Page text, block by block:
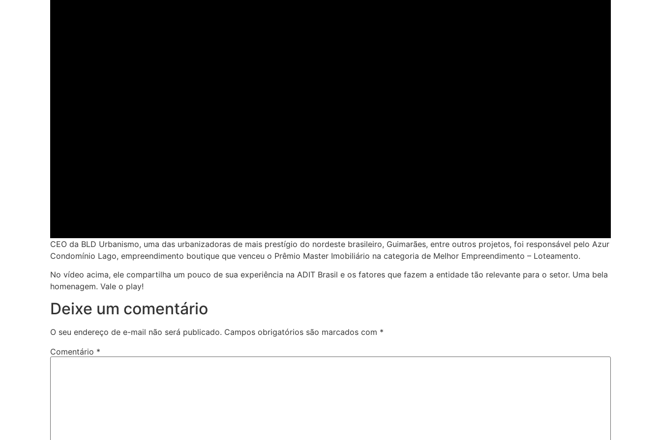
CEO da BLD Urbanismo, uma das urbanizadoras de mais prestígio do nordeste brasileiro, Guimarães, entre outros projetos, foi responsável pelo Azur
Condomínio Lago, empreendimento boutique que venceu o Prêmio Master Imobiliário na categoria de Melhor Empreendimento – Loteamento.
No vídeo acima, ele compartilha um pouco de sua experiência na ADIT Brasil e os fatores que fazem a entidade tão relevante para o setor. Uma bela
homenagem. Vale o play!
Deixe um comentário
O seu endereço de e-mail não será publicado. Campos obrigatórios são marcados com *
Comentário *